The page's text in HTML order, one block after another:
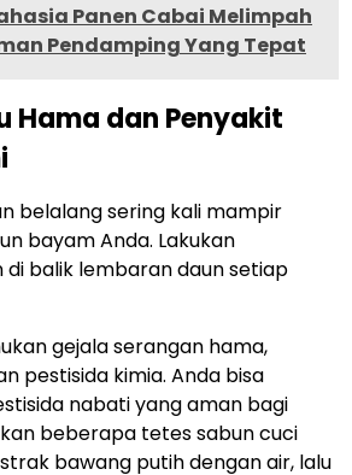
Panen Cabai Melimpah
Pendamping Yang Tepat
Hama dan Penyakit
belalang sering kali mampir
bayam Anda. Lakukan
balik lembaran daun setiap
gejala serangan hama,
pestisida kimia. Anda bisa
nabati yang aman bagi
beberapa tetes sabun cuci
bawang putih dengan air, lalu